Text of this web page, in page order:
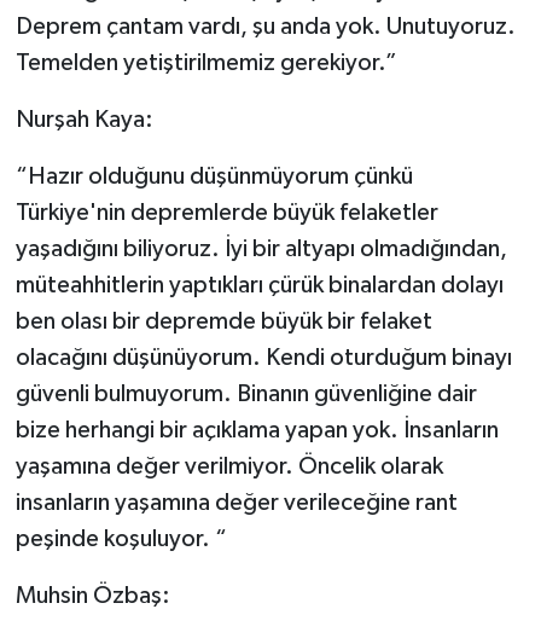
Deprem çantam vardı, şu anda yok. Unutuyoruz.
Temelden yetiştirilmemiz gerekiyor.”
Nurşah Kaya:
“Hazır olduğunu düşünmüyorum çünkü
Türkiye'nin depremlerde büyük felaketler
yaşadığını biliyoruz. İyi bir altyapı olmadığından,
müteahhitlerin yaptıkları çürük binalardan dolayı
ben olası bir depremde büyük bir felaket
olacağını düşünüyorum. Kendi oturduğum binayı
güvenli bulmuyorum. Binanın güvenliğine dair
bize herhangi bir açıklama yapan yok. İnsanların
yaşamına değer verilmiyor. Öncelik olarak
insanların yaşamına değer verileceğine rant
peşinde koşuluyor. “
Muhsin Özbaş: